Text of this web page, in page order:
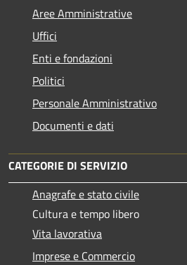
Aree Amministrative
Uffici
Enti e fondazioni
Politici
Personale Amministrativo
Documenti e dati
CATEGORIE DI SERVIZIO
Anagrafe e stato civile
Cultura e tempo libero
Vita lavorativa
Imprese e Commercio